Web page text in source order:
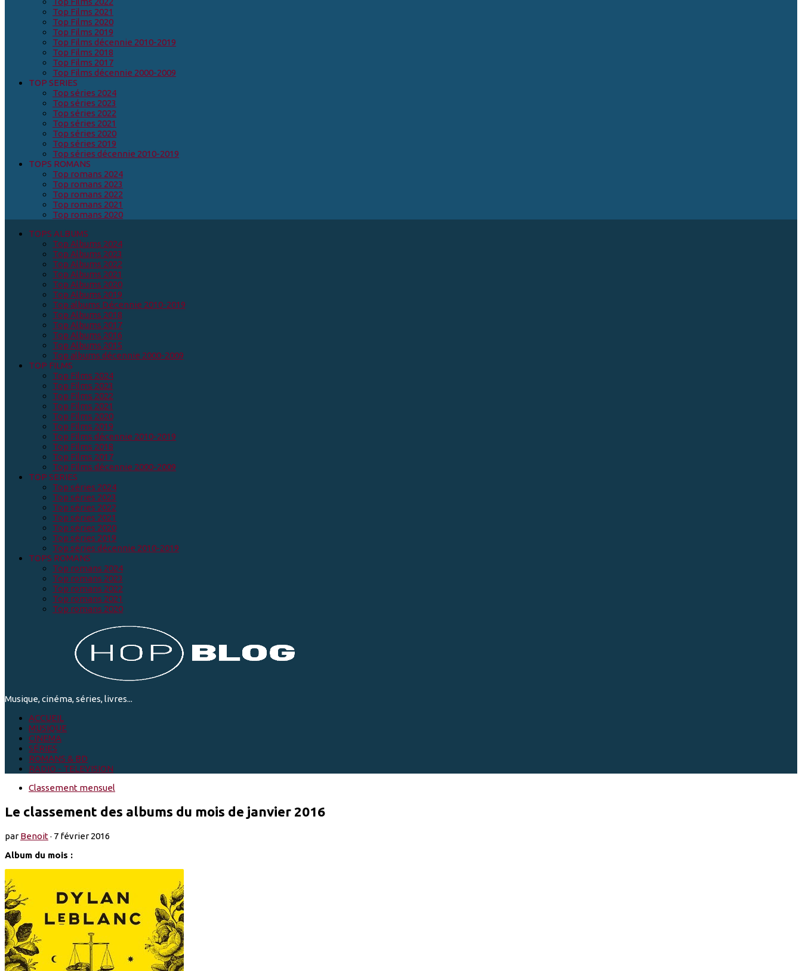
Top Films 2021
Top Films 2020
Top Films 2019
Top Films décennie 2010-2019
Top Films 2018
Top Films 2017
Top Films décennie 2000-2009
TOP SERIES
Top séries 2024
Top séries 2023
Top séries 2022
Top séries 2021
Top séries 2020
Top séries 2019
Top séries décennie 2010-2019
TOPS ROMANS
Top romans 2024
Top romans 2023
Top romans 2022
Top romans 2021
Top romans 2020
TOPS ALBUMS
Top Albums 2024
Top Albums 2023
Top Albums 2022
Top Albums 2021
Top Albums 2020
Top Albums 2019
Top albums Décennie 2010-2019
Top Albums 2018
Top Albums 2017
Top Albums 2016
Top Albums 2015
Top albums décennie 2000-2009
TOP FILMS
Top Films 2024
Top Films 2023
Top Films 2022
Top Films 2021
Top Films 2020
Top Films 2019
Top Films décennie 2010-2019
Top Films 2018
Top Films 2017
Top Films décennie 2000-2009
TOP SERIES
Top séries 2024
Top séries 2023
Top séries 2022
Top séries 2021
Top séries 2020
Top séries 2019
Top séries décennie 2010-2019
TOPS ROMANS
Top romans 2024
Top romans 2023
Top romans 2022
Top romans 2021
Top romans 2020
Musique, cinéma, séries, livres...
ACCUEIL
MUSIQUE
CINEMA
SÉRIES
ROMANS & BD
RADIO - TELEVISION
Classement mensuel
Le classement des albums du mois de janvier 2016
parBenoit· 7 février 2016
Album du mois :